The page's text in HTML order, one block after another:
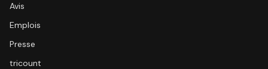
Avis
Emplois
Presse
tricount